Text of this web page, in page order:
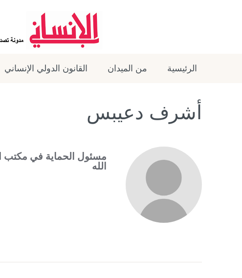
الرئيسية من الميدان القانون الدولي الإنساني
أشرف دعيبس
مسئول الحماية في مكتب
الله